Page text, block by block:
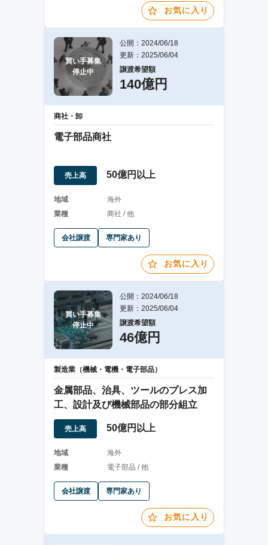
お気に入り
買い手募集
停止中
公開：2024/06/18
更新：2025/06/04
譲渡希望額
140億円
商社・卸
電子部品商社
売上高 50億円以上
地域
海外
業種
商社 / 他
会社譲渡 専門家あり
お気に入り
買い手募集
停止中
公開：2024/06/18
更新：2025/06/04
譲渡希望額
46億円
製造業（機械・電機・電子部品）
金属部品、治具、ツールのプレス加
工、設計及び機械部品の部分組立
売上高 50億円以上
地域
海外
業種
電子部品 / 他
会社譲渡 専門家あり
お気に入り